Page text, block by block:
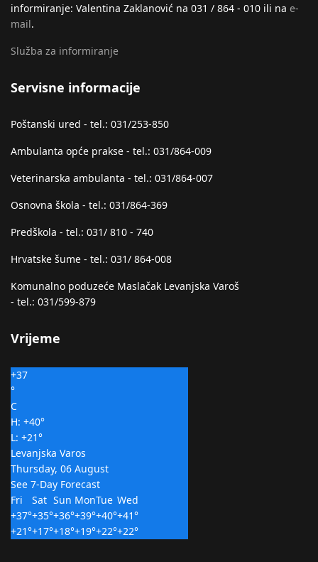
informiranje: Valentina Zaklanović na 031 / 864 - 010 ili na e-
mail.
Služba za informiranje
Servisne informacije
Poštanski ured - tel.: 031/253-850
Ambulanta opće prakse - tel.: 031/864-009
Veterinarska ambulanta - tel.: 031/864-007
Osnovna škola - tel.: 031/864-369
Predškola - tel.: 031/ 810 - 740
Hrvatske šume - tel.: 031/ 864-008
Komunalno poduzeće Maslačak Levanjska Varoš
- tel.: 031/599-879
Vrijeme
+37
°
C
H: +40°
L: +21°
Levanjska Varos
Thursday, 06 August
See 7-Day Forecast
Fri
Sat Sun MonTue Wed
+37°+35°+36°+39°+40°+41°
+21°+17°+18°+19°+22°+22°